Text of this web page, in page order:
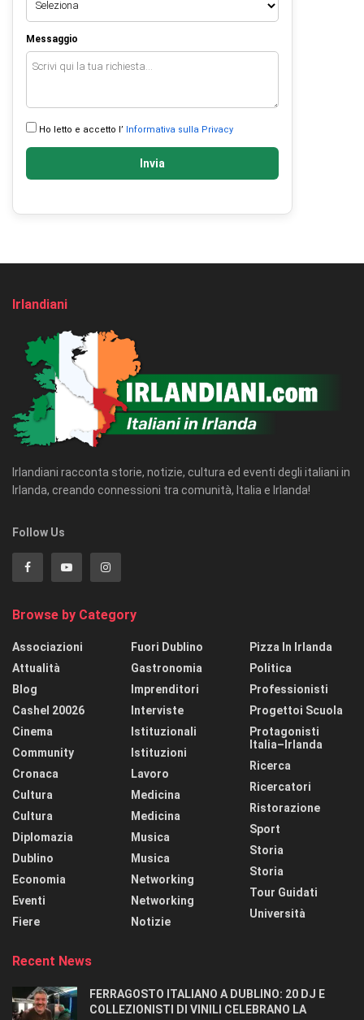
Messaggio
Ho letto e accetto l’ Informativa sulla Privacy
Invia
Irlandiani
Irlandiani racconta storie, notizie, cultura ed eventi degli italiani in
Irlanda, creando connessioni tra comunità, Italia e Irlanda!
Follow Us
Browse by Category
Associazioni
Attualità
Blog
Cashel 20026
Cinema
Community
Cronaca
Cultura
Cultura
Diplomazia
Dublino
Economia
Eventi
Fiere
Fuori Dublino
Gastronomia
Imprenditori
Interviste
Istituzionali
Istituzioni
Lavoro
Medicina
Medicina
Musica
Musica
Networking
Networking
Notizie
Pizza In Irlanda
Politica
Professionisti
Progettoi Scuola
Protagonisti
Italia–Irlanda
Ricerca
Ricercatori
Ristorazione
Sport
Storia
Storia
Tour Guidati
Università
Recent News
FERRAGOSTO ITALIANO A DUBLINO: 20 DJ E
COLLEZIONISTI DI VINILI CELEBRANO LA